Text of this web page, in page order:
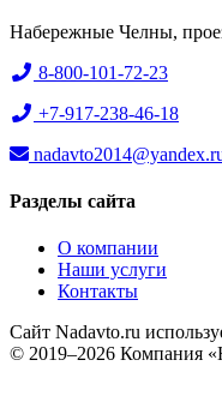
Набережные Челны,
8-800-101-72-23
+7-917-238-46-18
Разделы сайта
О компании
Наши услуги
Контакты
Сайт Nadavto.ru
© 2019–2026